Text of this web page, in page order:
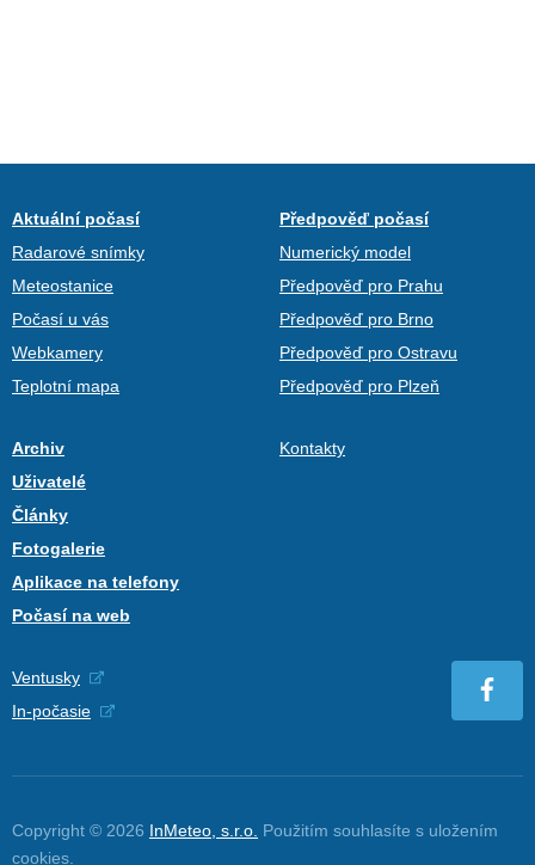
Aktuální počasí
Radarové snímky
Meteostanice
Počasí u vás
Webkamery
Teplotní mapa
Předpověď počasí
Numerický model
Předpověď pro Prahu
Předpověď pro Brno
Předpověď pro Ostravu
Předpověď pro Plzeň
Archiv
Uživatelé
Články
Fotogalerie
Aplikace na telefony
Počasí na web
Kontakty
Ventusky
In-počasie
Copyright © 2026 InMeteo, s.r.o. Použitím souhlasíte s uložením
cookies